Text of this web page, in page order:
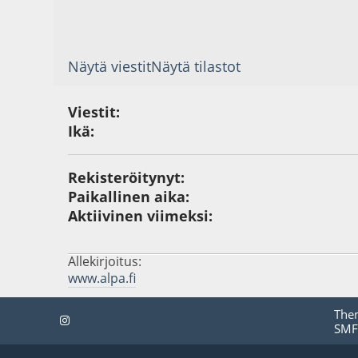
Näytä viestitNäytä tilastot
Viestit:
Ikä:
Rekisteröitynyt:
Paikallinen aika:
Aktiivinen viimeksi:
Allekirjoitus:
www.alpa.fi